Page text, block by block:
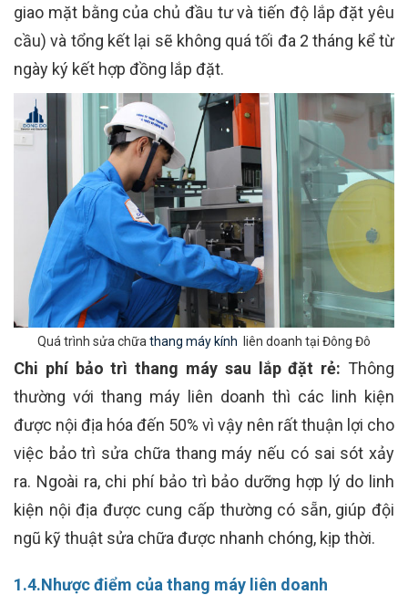
giao mặt bằng của chủ đầu tư và tiến độ lắp đặt yêu
cầu) và tổng kết lại sẽ không quá tối đa 2 tháng kể từ
ngày ký kết hợp đồng lắp đặt.
Quá trình sửa chữa thang máy kính liên doanh tại Đông Đô
Chi phí bảo trì thang máy sau lắp đặt rẻ: Thông
thường với thang máy liên doanh thì các linh kiện
được nội địa hóa đến 50% vì vậy nên rất thuận lợi cho
việc bảo trì sửa chữa thang máy nếu có sai sót xảy
ra. Ngoài ra, chi phí bảo trì bảo dưỡng hợp lý do linh
kiện nội địa được cung cấp thường có sẵn, giúp đội
ngũ kỹ thuật sửa chữa được nhanh chóng, kịp thời.
1.4.Nhược điểm của thang máy liên doanh